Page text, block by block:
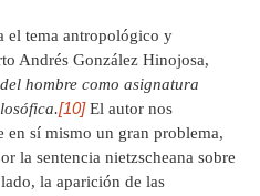
el tema antropológico y
Andrés González Hinojosa,
hombre como asignatura
[10]El autor nos
sí mismo un gran problema,
la sentencia nietzscheana sobre
la aparición de las